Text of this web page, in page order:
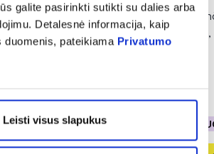
galite pasirinkti sutikti su dalies arba
Detalesnė informacija, kaip
duomenis, pateikiama Privatumo
Leisti visus slapukus
šepetėliai,
6 vnt.
NORDICS
0,4 mm, L formos,
% PAPILDOMA